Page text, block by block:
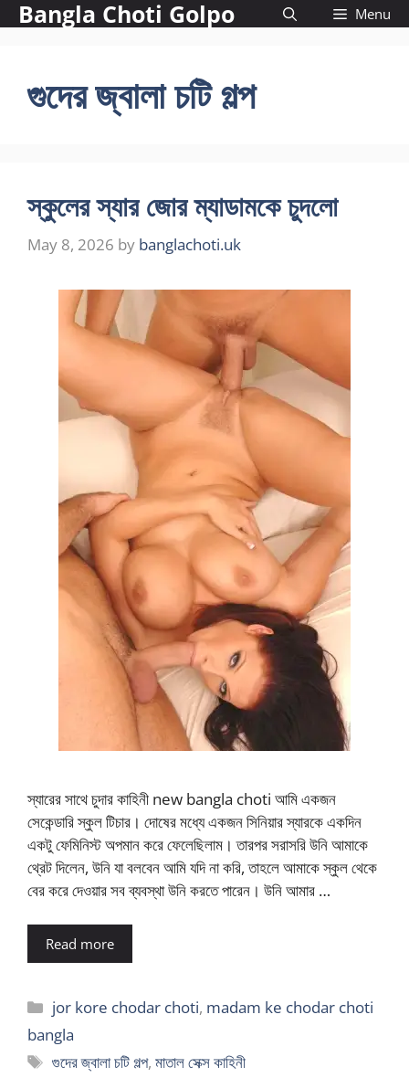
Skip
to
Bangla Choti Golpo Menu
গুদের জ্বালা চটি গল্প
স্কুলের স্যার জোর ম্যাডামকে চুদলো
May 8, 2026 by banglachoti.uk
স্যারের সাথে চুদার কাহিনী new bangla choti আমি একজন
সেকেন্ডারি স্কুল টিচার। দোষের মধ্যে একজন সিনিয়ার স্যারকে একদিন
একটু ফেমিনিস্ট অপমান করে ফেলেছিলাম। তারপর সরাসরি উনি আমাকে
থ্রেট দিলেন, উনি যা বলবেন আমি যদি না করি, তাহলে আমাকে স্কুল থেকে
বের করে দেওয়ার সব ব্যবস্থা উনি করতে পারেন। উনি আমার …
Read more
Categories
jor kore chodar choti, madam ke chodar choti
bangla
Tags
গুদের জ্বালা চটি গল্প,মাতাল সেক্স কাহিনী